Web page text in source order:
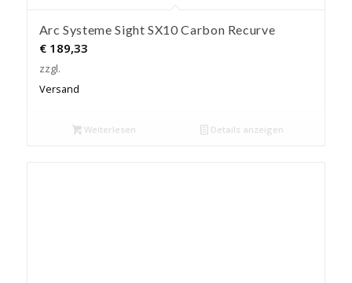
Arc Systeme Sight SX10 Carbon Recurve
€189,33
zzgl.
Versand
Weiterlesen Details anzeigen